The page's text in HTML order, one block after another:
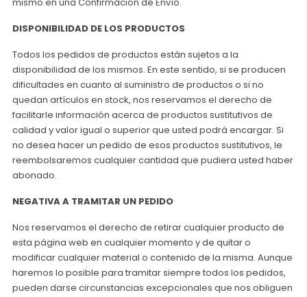
DISPONIBILIDAD DE LOS PRODUCTOS
Todos los pedidos de productos están sujetos a la
disponibilidad de los mismos. En este sentido, si se producen
dificultades en cuanto al suministro de productos o si no
quedan artículos en stock, nos reservamos el derecho de
facilitarle información acerca de productos sustitutivos de
calidad y valor igual o superior que usted podrá encargar. Si
no desea hacer un pedido de esos productos sustitutivos, le
reembolsaremos cualquier cantidad que pudiera usted haber
abonado.
NEGATIVA A TRAMITAR UN PEDIDO
Nos reservamos el derecho de retirar cualquier producto de
esta página web en cualquier momento y de quitar o
modificar cualquier material o contenido de la misma. Aunque
haremos lo posible para tramitar siempre todos los pedidos,
pueden darse circunstancias excepcionales que nos obliguen